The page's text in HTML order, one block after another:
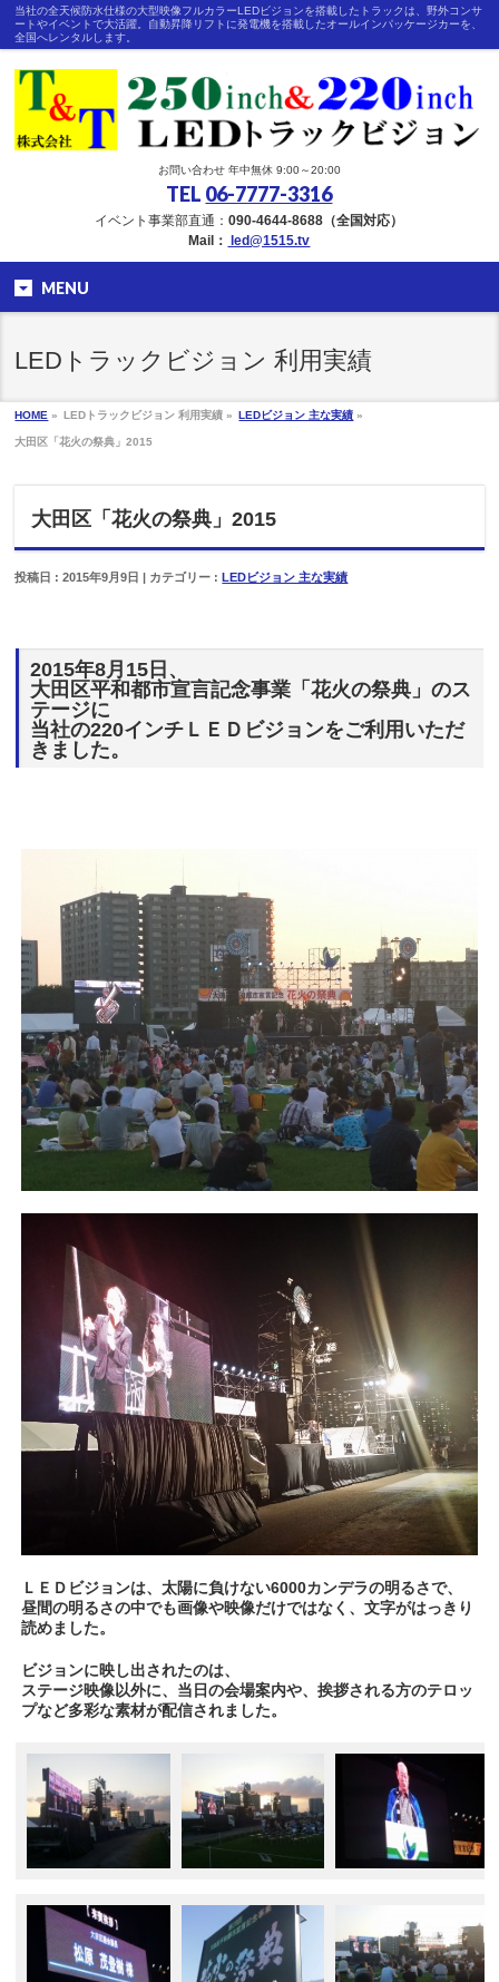
当社の全天候防水仕様の大型映像フルカラーLEDビジョンを搭載したトラックは、野外コンサ
ートやイベントで大活躍。自動昇降リフトに発電機を搭載したオールインパッケージカーを、
全国へレンタルします。
お問い合わせ 年中無休 9:00～20:00
TEL 06-7777-3316
イベント事業部直通：090-4644-8688（全国対応）
Mail：
led@1515.tv
MENU
LEDトラックビジョン 利用実績
HOME » LEDトラックビジョン 利用実績 » LEDビジョン 主な実績 »
大田区「花火の祭典」2015
大田区「花火の祭典」2015
投稿日 : 2015年9月9日 | カテゴリー :LEDビジョン 主な実績
2015年8月15日、
大田区平和都市宣言記念事業「花火の祭典」のス
テージに
当社の220インチＬＥＤビジョンをご利用いただ
きました。
ＬＥＤビジョンは、太陽に負けない6000カンデラの明るさで、
昼間の明るさの中でも画像や映像だけではなく、文字がはっきり
読めました。
ビジョンに映し出されたのは、
ステージ映像以外に、当日の会場案内や、挨拶される方のテロッ
プなど多彩な素材が配信されました。